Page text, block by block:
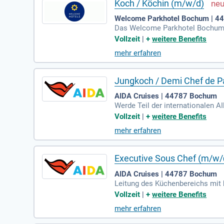
Koch / Köchin (m/w/d)
Welcome Parkhotel Bochum |
Das Welcome Parkhotel
mer, darunter Deluxezimmer
attraktive Außenterrasse. Die
m Starlight Express. Besuchen
Vollzeit |+weitere Benefits
mehr erfahren
Jungkoch / Demi Chef de
AIDA Cruises | 44787 Bochum
Werde Teil der internationalen
ihre Leidenschaft für das
e. Eine abgeschlossene Koch-
ine Karriere in einer der
Vollzeit |+weitere Benefits
mehr erfahren
Executive Sous Chef (m/
AIDA Cruises | 44787 Bochum
Leitung des Küchenbereichs
senzubereitung und -
nte Beratung unserer Gäste bei
h eine Küchenmeister-
Vollzeit |+weitere Benefits
mehr erfahren